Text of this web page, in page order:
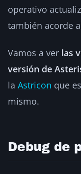
operativo
también acorde
Vamos a ver las
versión de
la Astricon que
mismo.
Debug de